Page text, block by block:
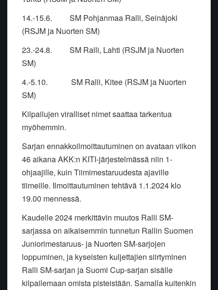
14.-15.6. SM Pohjanmaa Ralli, Seinäjoki
(RSJM ja Nuorten SM)
23.-24.8. SM Ralli, Lahti (RSJM ja Nuorten
SM)
4.-5.10. SM Ralli, Kitee (RSJM ja Nuorten
SM)
Kilpailujen viralliset nimet saattaa tarkentua
myöhemmin.
Sarjan ennakkoilmoittautuminen on avataan viikon
46 aikana AKK:n KITI-järjestelmässä niin 1-
ohjaajille, kuin Tiimimestaruudesta ajaville
tiimeille. Ilmoittautuminen tehtävä 1.1.2024 klo
19.00 mennessä.
Kaudelle 2024 merkittävin muutos Ralli SM-
sarjassa on aikaisemmin tunnetun Rallin Suomen
Juniorimestaruus- ja Nuorten SM-sarjojen
loppuminen, ja kyseisten kuljettajien siirtyminen
Ralli SM-sarjan ja Suomi Cup-sarjan sisälle
kilpailemaan omista pisteistään. Samalla kuitenkin